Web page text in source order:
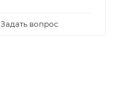
Задать вопрос